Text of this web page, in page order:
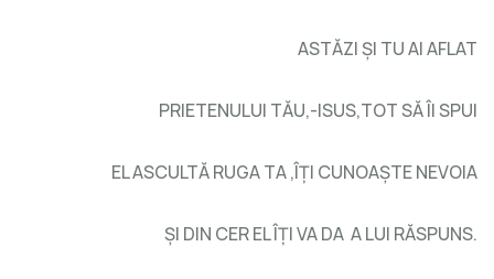
ASTĂZI ŞI TU AI AFLAT
PRIETENULUI TĂU,-ISUS,TOT SĂ ÎI SPUI
EL ASCULTĂ RUGA TA ,ÎŢI CUNOAŞTE NEVOIA
ŞI DIN CER EL ÎŢI VA DA A LUI RĂSPUNS.